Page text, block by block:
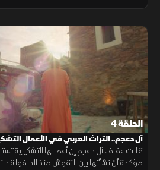
الحلقة 4
آل دعجم.. التراث العربي في الأعمال
قالت عفاف آل دعجم إن أعمالها التشكيلية
مؤكدة أن نشأتها بين النقوش منذ الطفولة